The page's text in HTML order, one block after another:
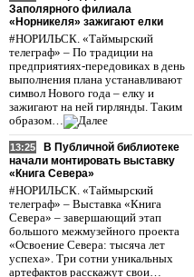
Заполярного филиала
«Норникеля» зажигают елки
#НОРИЛЬСК. «Таймырский
телеграф» – По традиции на
предприятиях-передовиках в день
выполнения плана устанавливают
символ Нового года – елку и
зажигают на ней гирлянды. Таким
образом…
13:25
В Публичной библиотеке
начали монтировать выставку
«Книга Севера»
#НОРИЛЬСК. «Таймырский
телеграф» – Выставка «Книга
Севера» – завершающий этап
большого межмузейного проекта
«Освоение Севера: тысяча лет
успеха». Три сотни уникальных
артефактов расскажут свои…